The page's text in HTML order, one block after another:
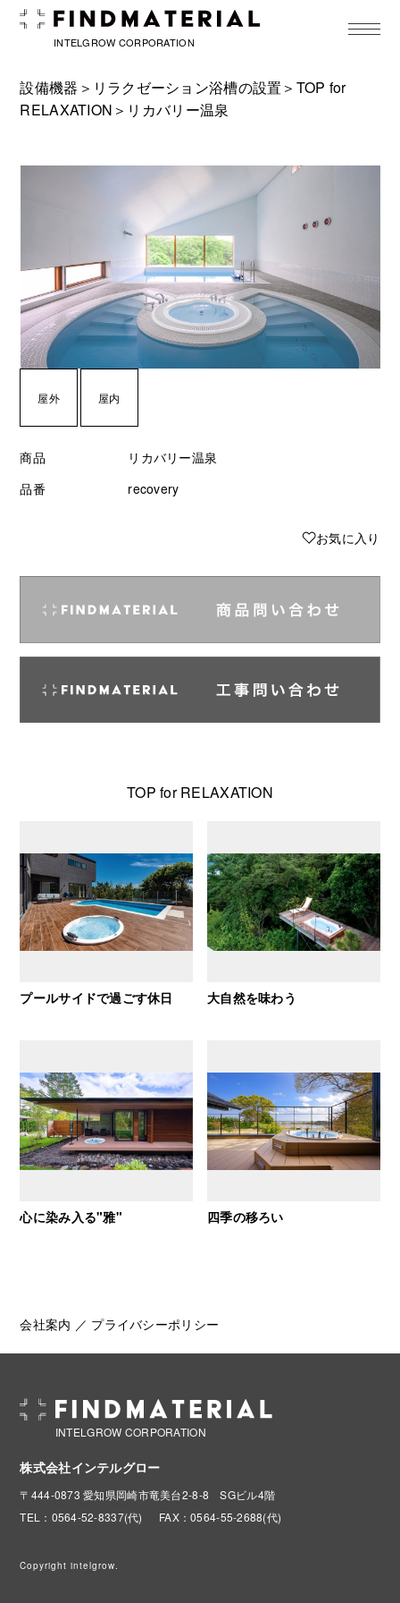
INTELGROW CORPORATION
toggle
設備機器＞ リラクゼーション浴槽の設置 ＞ TOP for
RELAXATION ＞リカバリー温泉
屋外 屋内
商品
リカバリー温泉
品番
recovery
♥お気に入り
TOP for RELAXATION
プールサイドで過ごす休日 大自然を味わう
心に染み入る"雅" 四季の移ろい
会社案内 ／ プライバシーポリシー
INTELGROW CORPORATION
株式会社インテルグロー
〒444-0873 愛知県岡崎市竜美台2-8-8 SGビル4階
TEL：0564-52-8337(代)
FAX：0564-55-2688(代)
Copyright intelgrow.